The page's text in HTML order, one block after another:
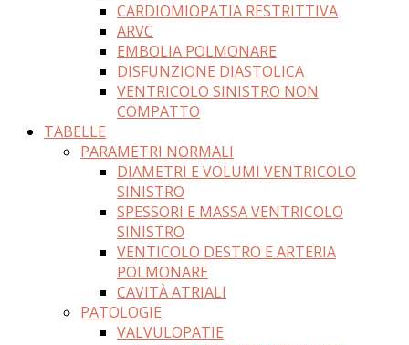
CARDIOMIOPATIA RESTRITTIVA
ARVC
EMBOLIA POLMONARE
DISFUNZIONE DIASTOLICA
VENTRICOLO SINISTRO NON
COMPATTO
TABELLE
PARAMETRI NORMALI
DIAMETRI E VOLUMI VENTRICOLO
SINISTRO
SPESSORI E MASSA VENTRICOLO
SINISTRO
VENTICOLO DESTRO E ARTERIA
POLMONARE
CAVITÀ ATRIALI
PATOLOGIE
VALVULOPATIE